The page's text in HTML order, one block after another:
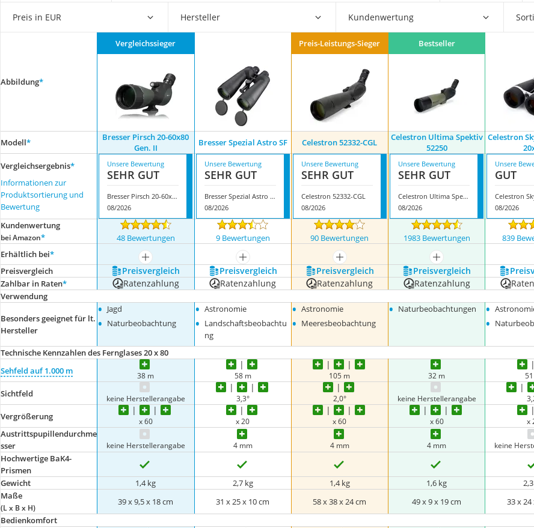
Wanderschuhe Herren
Sicherheitsweste Reiten
Preis in EUR Hersteller Kundenwertung
Abbildung*
Vergleichssieger Preis-Leistungs-Sieger Bestseller
Modell*
Bresser Pirsch 20-60x80
Gen. II
Bresser Spezial Astro SF Celestron 52332-CGL
Celestron Ultima Spektiv
52250
Celestron
Vergleichsergebnis*
Informationen zur
Produktsortierung und
Bewertung
Unsere Bewertung
SEHR GUT
Bresser Pirsch 20-60x80 Gen. II
08/2026
Unsere Bewertung
SEHR GUT
Bresser Spezial Astro SF
08/2026
Unsere Bewertung
SEHR GUT
Celestron 52332-CGL
08/2026
Unsere Bewertung
SEHR GUT
Celestron Ultima Spektiv 52250
08/2026
Unsere
GUT
08/2026
Kundenwertung
bei Amazon* 48 Bewertungen 9 Bewertungen 90 Bewertungen 1983 Bewertungen 839
Erhältlich bei*
mehr anzeigen mehr anzeigen mehr anzeigen mehr anzeigen
Preis­vergleich
Preis­vergleich Preis­vergleich Preis­vergleich Preis­vergleich
Zahlbar in Raten* Ratenzahlung Ratenzahlung Ratenzahlung Ratenzahlung
Verwendung
Besonders geeignet für lt.
Hersteller
• Jagd
• Naturbeobachtung
• Astronomie
• Landschaftsbeobachtu
ng
• Astronomie
• Meeresbeobachtung
• Naturbeobachtungen •
•
Technische Kennzahlen des Fernglases 20 x 80
Sehfeld auf 1.000 m
38 m 58 m 105 m 32 m
Sichtfeld keine Herstellerangabe 3,3° 2,0° keine Herstellerangabe
Vergrößerung x 60 x 20 x 60 x 60 x
Austrittspupillendurchme
sser
keine Herstellerangabe 4 mm 4 mm 4 mm keine
Hochwertige BaK4-
Prismen
Gewicht
1,4 kg 2,7 kg 1,4 kg 1,6 kg
Maße
(L x B x H)
39 x 9,5 x 18 cm 31 x 25 x 10 cm 58 x 38 x 24 cm 49 x 9 x 19 cm 33 x 24
Bedienkomfort